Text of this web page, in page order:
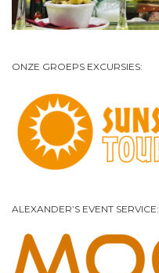
ONZE GROEPS EXCURSIES:
ALEXANDER’S EVENT SERVICE: